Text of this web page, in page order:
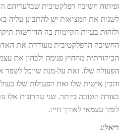
ופיתוח חשיבה רפלקטיבית שבלעדיהם
לשנות את המציאות יש להתבונן עליה
ולזהות בעיות הקיימות בה הדורשות
החשיבה הרפלקטיבית מעודדת את
הביקורתית מהחוץ פנימה ולבחון את
הפעולה שלו. זאת על-מנת שיוכל
והבין אישית שלו ואת הפעולות שלו
בצורה הטובה ביותר. שני עקרונות אלו
לומד עצמאי לאורך חייו.
דיאלוג